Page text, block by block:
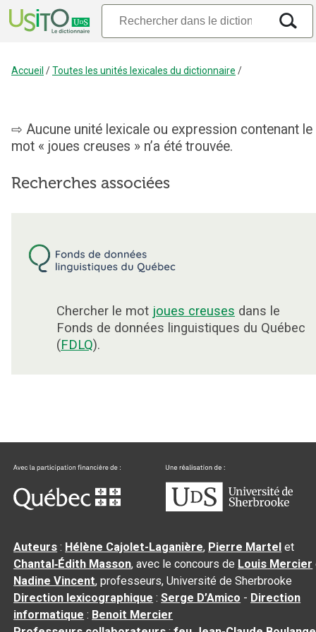
Accueil /Toutes les unités lexicales du dictionnaire /
Aucune unité lexicale ou expression contenant le
mot « joues creuses » n’a été trouvée.
Recherches associées
Chercher le mot joues creuses dans le
Fonds de données linguistiques du Québec
(FDLQ).
Auteurs : Hélène Cajolet-Laganière, Pierre Martel et
Chantal‑Édith Masson, avec le concours de Louis Mercier
Nadine Vincent, professeurs, Université de Sherbrooke
Direction lexicographique :Serge D’Amico - Direction
informatique : Benoit Mercier